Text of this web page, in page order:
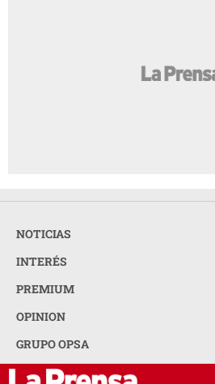
NOTICIAS
INTERÉS
PREMIUM
OPINION
GRUPO OPSA